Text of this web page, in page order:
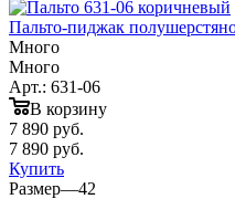
Пальто-пиджак
Много
Много
Арт.: 631-06
В корзину
7 890 руб.
7 890 руб.
Купить
Размер—42